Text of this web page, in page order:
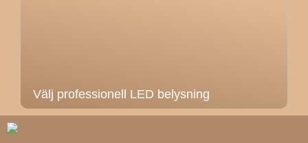
Välj professionell LED belysning